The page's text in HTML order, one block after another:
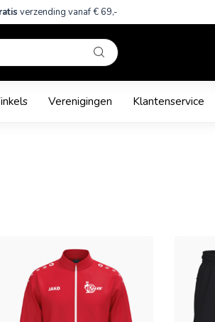
verzending vanaf € 69,-
Verenigingen Klantenservice